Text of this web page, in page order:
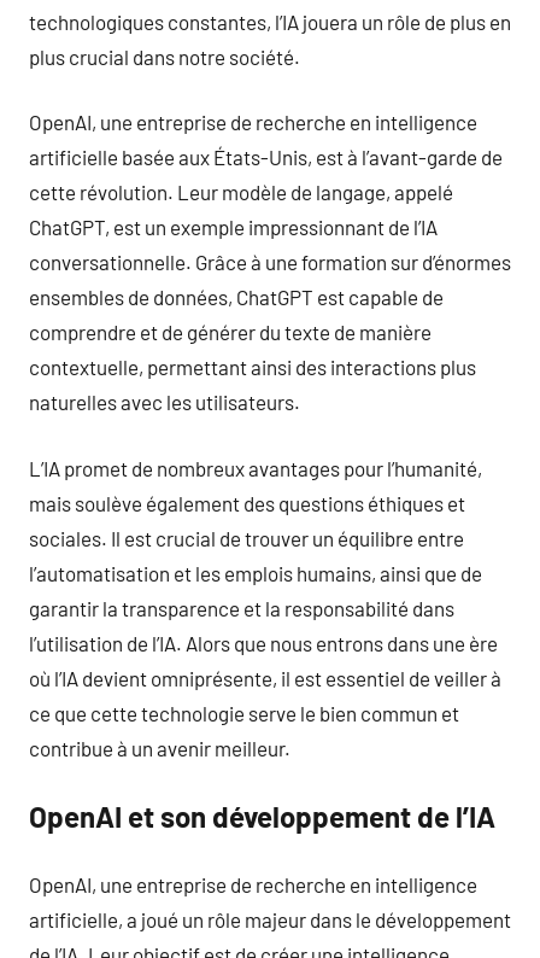
technologiques constantes, l’IA jouera un rôle de plus en
plus crucial dans notre société.
OpenAI, une entreprise de recherche en intelligence
artificielle basée aux États-Unis, est à l’avant-garde de
cette révolution. Leur modèle de langage, appelé
ChatGPT, est un exemple impressionnant de l’IA
conversationnelle. Grâce à une formation sur d’énormes
ensembles de données, ChatGPT est capable de
comprendre et de générer du texte de manière
contextuelle, permettant ainsi des interactions plus
naturelles avec les utilisateurs.
L’IA promet de nombreux avantages pour l’humanité,
mais soulève également des questions éthiques et
sociales. Il est crucial de trouver un équilibre entre
l’automatisation et les emplois humains, ainsi que de
garantir la transparence et la responsabilité dans
l’utilisation de l’IA. Alors que nous entrons dans une ère
où l’IA devient omniprésente, il est essentiel de veiller à
ce que cette technologie serve le bien commun et
contribue à un avenir meilleur.
OpenAI et son développement de l’IA
OpenAI, une entreprise de recherche en intelligence
artificielle, a joué un rôle majeur dans le développement